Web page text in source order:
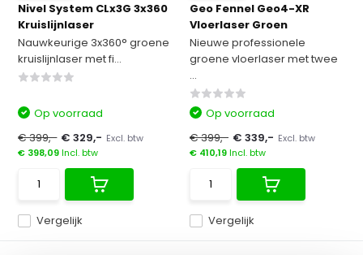
Nivel System CLx3G 3x360
Kruislijnlaser
Nauwkeurige 3x360° groene
kruislijnlaser met fi...
Vergelijk
Op voorraad
€ 399,- € 329,- Excl. btw
€ 398,09Incl. btw
Geo Fennel Geo4-XR
Vloerlaser Groen
Nieuwe professionele
groene vloerlaser met twee
...
Vergelijk
Op voorraad
€ 399,- € 339,- Excl. btw
€ 410,19Incl. btw